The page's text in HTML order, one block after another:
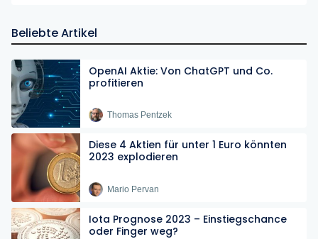
Beliebte Artikel
OpenAI Aktie: Von ChatGPT und Co.
profitieren
Thomas Pentzek
Diese 4 Aktien für unter 1 Euro könnten
2023 explodieren
Mario Pervan
Iota Prognose 2023 – Einstiegschance
oder Finger weg?